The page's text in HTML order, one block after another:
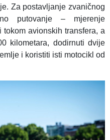
Za postavljanje zvaničnog
putovanje – mjerenje
avionskih transfera, a
kilometara, dodirnuti dvije
i koristiti isti motocikl od